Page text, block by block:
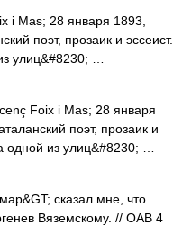
Mas; 28 января 1893,
поэт, прозаик и эссеист.
улиц&#8230; …
Foix i Mas; 28 января
поэт, прозаик и
из улиц&#8230; …
сказал мне, что
Вяземскому. // ОАВ 4